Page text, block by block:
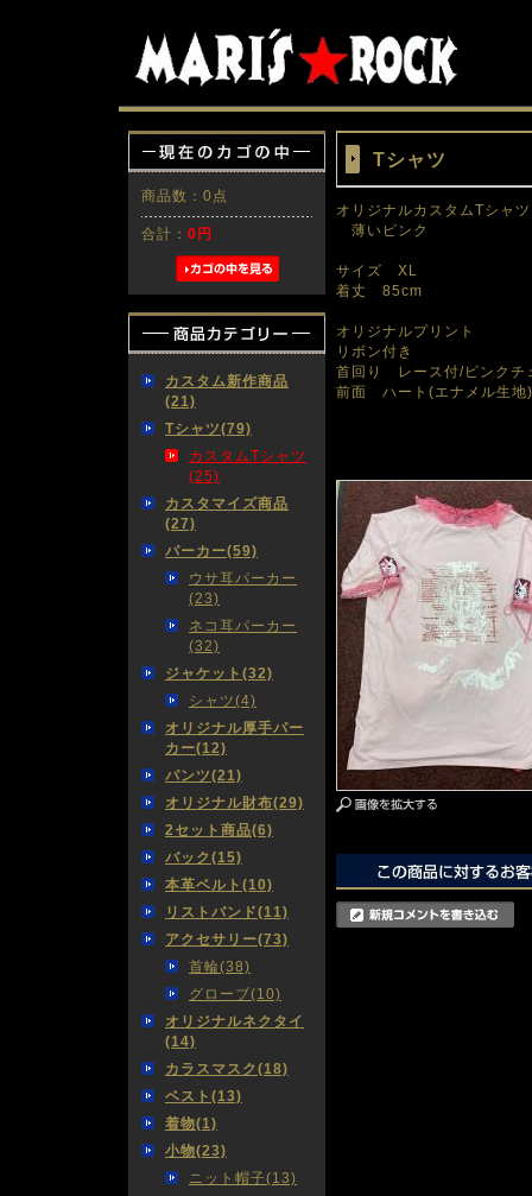
商品数：0点
合計： 0円
カスタム新作商品
(21)
Tシャツ(79)
カスタムTシャツ
(25)
カスタマイズ商品
(27)
パーカー(59)
ウサ耳パーカー
(23)
ネコ耳パーカー
(32)
ジャケット(32)
シャツ(4)
オリジナル厚手パー
カー(12)
パンツ(21)
オリジナル財布(29)
2セット商品(6)
バック(15)
本革ベルト(10)
リストバンド(11)
アクセサリー(73)
首輪(38)
グローブ(10)
オリジナルネクタイ
(14)
カラスマスク(18)
ベスト(13)
着物(1)
小物(23)
ニット帽子(13)
Tシャツ
オリジナルカスタムTシャツ
薄いピンク
サイズ XL
着丈 85cm
オリジナルプリント
リボン付き
首回り レース付/ピンクチ
前面 ハート(エナメル生